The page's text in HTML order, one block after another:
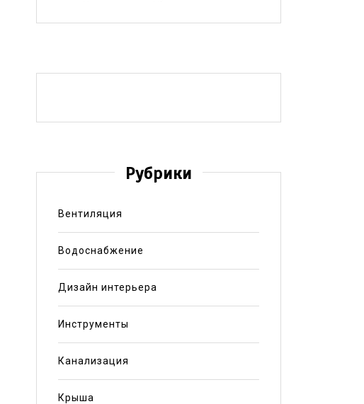
Рубрики
Вентиляция
Водоснабжение
Дизайн интерьера
Инструменты
Канализация
Крыша